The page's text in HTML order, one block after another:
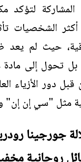
لتؤكد
الشخصيات
حيث لم يعد
تحول إلى مادة
دور الأزياء
مثل "سي إن إن"
جورجينا